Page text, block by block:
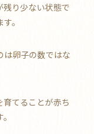
り少ない状態で
。
は卵子の数ではな
育てることが赤ち